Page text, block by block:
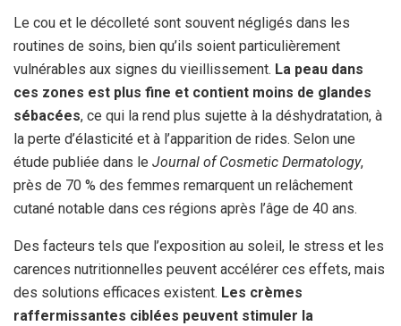
Le cou et le décolleté sont souvent négligés dans les
routines de soins, bien qu’ils soient particulièrement
vulnérables aux signes du vieillissement. La peau dans
ces zones est plus fine et contient moins de glandes
sébacées, ce qui la rend plus sujette à la déshydratation, à
la perte d’élasticité et à l’apparition de rides. Selon une
étude publiée dans le Journal of Cosmetic Dermatology,
près de 70 % des femmes remarquent un relâchement
cutané notable dans ces régions après l’âge de 40 ans.
Des facteurs tels que l’exposition au soleil, le stress et les
carences nutritionnelles peuvent accélérer ces effets, mais
des solutions efficaces existent. Les crèmes
raffermissantes ciblées peuvent stimuler la